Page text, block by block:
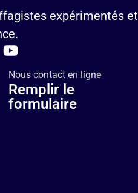
expérimentés et
Nous contact en ligne
Remplir le
formulaire